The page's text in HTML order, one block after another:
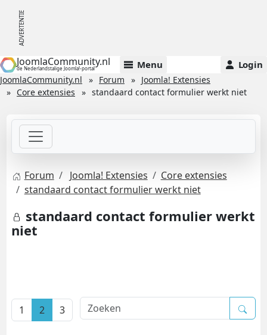
JoomlaCommunity.nl
de Nederlandstalige Joomla!-portal Menu Login
JoomlaCommunity.nl Forum
Joomla! Extensies
Core extensies
standaard contact formulier werkt niet
Forum Joomla! Extensies
Core extensies
standaard contact formulier werkt niet
standaard contact formulier werkt
niet
1 2 3